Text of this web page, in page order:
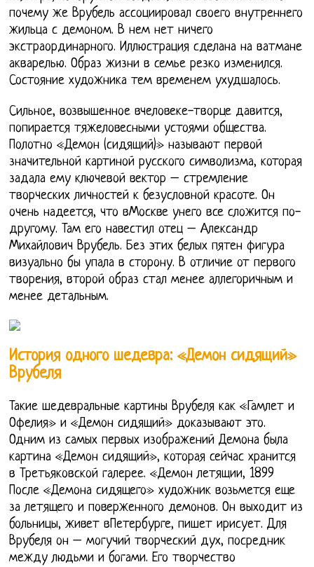
почему же Врубель ассоциировал своего внутреннего
жильца с демоном. В нем нет ничего
экстраординарного. Иллюстрация сделана на ватмане
акварелью. Образ жизни в семье резко изменился.
Состояние художника тем временем ухудшалось.
Сильное, возвышенное вчеловеке-творце давится,
попирается тяжеловесными устоями общества.
Полотно «Демон (сидящий)» называют первой
значительной картиной русского символизма, которая
задала ему ключевой вектор – стремление
творческих личностей к безусловной красоте. Он
очень надеется, что вМоскве унего все сложится по-
другому. Там его навестил отец – Александр
Михайлович Врубель. Без этих белых пятен фигура
визуально бы упала в сторону. В отличие от первого
творения, второй образ стал менее аллегоричным и
менее детальным.
История одного шедевра: «Демон сидящий»
Врубеля
Такие шедевральные картины Врубеля как «Гамлет и
Офелия» и «Демон сидящий» доказывают это.
Одним из самых первых изображений Демона была
картина «Демон сидящий», которая сейчас хранится
в Третьяковской галерее. «Демон летящии, 1899
После «Демона сидящего» художник возьмется еще
за летящего и поверженного демонов. Он выходит из
больницы, живет вПетербурге, пишет ирисует. Для
Врубеля он – могучий творческий дух, посредник
между людьми и богами. Его творчество